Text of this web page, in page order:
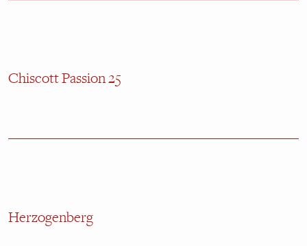
Chiscott Passion 25
Herzogenberg